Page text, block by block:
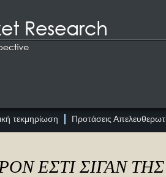
τεκμηρίωση Προτάσεις
ΕΣΤΙ ΣΙΓΑΝ